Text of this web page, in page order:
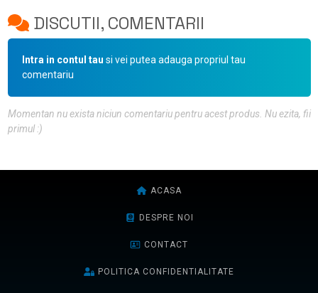
DISCUTII, COMENTARII
Intra in contul tau si vei putea adauga propriul tau
comentariu
Momentan nu exista niciun comentariu pentru acest produs. Nu ezita, fii
primul :)
ACASA
DESPRE NOI
CONTACT
POLITICA CONFIDENTIALITATE